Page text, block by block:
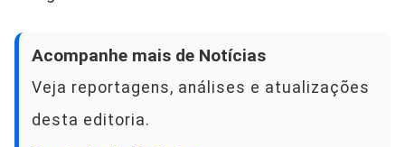
Acompanhe mais de Notícias
Veja reportagens, análises e atualizações
desta editoria.